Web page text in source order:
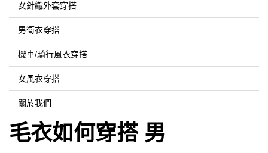
女針織外套穿搭
男衛衣穿搭
機車/騎行風衣穿搭
女風衣穿搭
關於我們
毛衣如何穿搭 男